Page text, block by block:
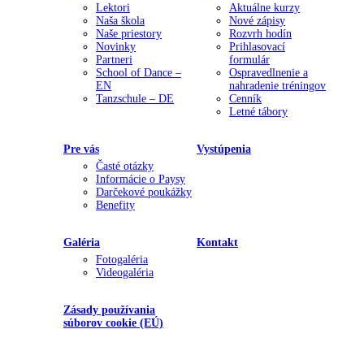
Lektori
Naša škola
Naše priestory
Novinky
Partneri
School of Dance –
EN
Tanzschule – DE
Aktuálne kurzy
Nové zápisy
Rozvrh hodín
Prihlasovací
formulár
Ospravedlnenie a
nahradenie tréningov
Cenník
Letné tábory
Pre vás
Časté otázky
Informácie o Paysy
Darčekové poukážky
Benefity
Vystúpenia
Galéria
Fotogaléria
Videogaléria
Kontakt
Zásady používania
súborov cookie (EÚ)